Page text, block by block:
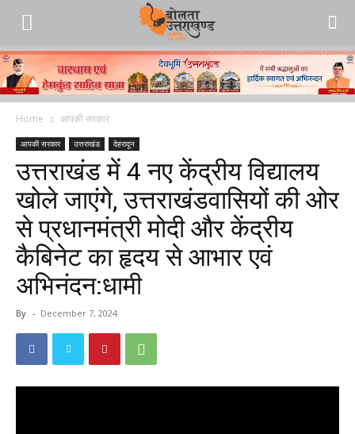
Home आपकी सरकार
आपकी सरकार उत्तराखंड देहरादून
उत्तराखंड में 4 नए केंद्रीय विद्यालय
खोले जाएंगे, उत्तराखंडवासियों की ओर
से प्रधानमंत्री मोदी और केंद्रीय
कैबिनेट का हृदय से आभार एवं
अभिनंदन:धामी
By - December 7, 2024